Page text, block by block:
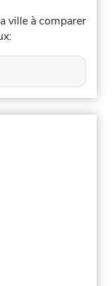
ville à comparer